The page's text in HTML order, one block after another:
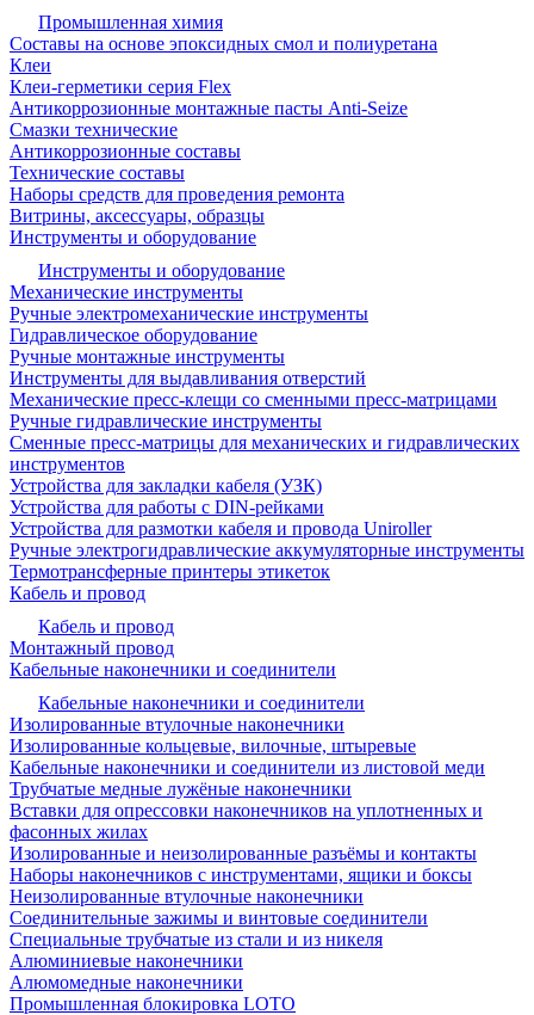
Промышленная химия
Составы на основе эпоксидных смол и полиуретана
Клеи
Клеи-герметики серия Flex
Антикоррозионные монтажные пасты Anti-Seize
Смазки технические
Антикоррозионные составы
Технические составы
Наборы средств для проведения ремонта
Витрины, аксессуары, образцы
Инструменты и оборудование
Инструменты и оборудование
Механические инструменты
Ручные электромеханические инструменты
Гидравлическое оборудование
Ручные монтажные инструменты
Инструменты для выдавливания отверстий
Механические пресс-клещи со сменными пресс-матрицами
Ручные гидравлические инструменты
Сменные пресс-матрицы для механических и гидравлических
инструментов
Устройства для закладки кабеля (УЗК)
Устройства для работы с DIN-рейками
Устройства для размотки кабеля и провода Uniroller
Ручные электрогидравлические аккумуляторные инструменты
Термотрансферные принтеры этикеток
Кабель и провод
Кабель и провод
Монтажный провод
Кабельные наконечники и соединители
Кабельные наконечники и соединители
Изолированные втулочные наконечники
Изолированные кольцевые, вилочные, штыревые
Кабельные наконечники и соединители из листовой меди
Трубчатые медные лужёные наконечники
Вставки для опрессовки наконечников на уплотненных и
фасонных жилах
Изолированные и неизолированные разъёмы и контакты
Наборы наконечников с инструментами, ящики и боксы
Неизолированные втулочные наконечники
Соединительные зажимы и винтовые соединители
Специальные трубчатые из стали и из никеля
Алюминиевые наконечники
Алюмомедные наконечники
Промышленная блокировка LOTO